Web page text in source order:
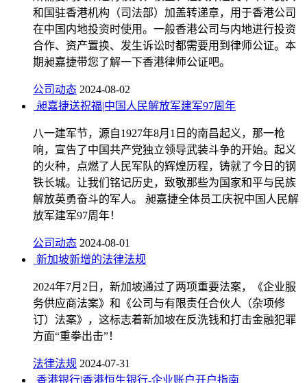
和国驻香港机构（司法部）加盖转递章，用于香港公司
在中国内地投资时使用。一般香港公司与内地进行投资
合作、资产置换、发生诉讼时都需要用到律师公证。本
期昶嘉捷带您了解一下香港律师公证吧。
公司动态 2024-08-02
昶嘉捷送祝福|中国人民解放军建军97周年
八一建军节，源自1927年8月1日的南昌起义，那一枪
响，宣告了中国共产党独立领导武装斗争的开始。起义
的火种，点燃了人民军队的辉煌历程，铸就了今日的钢
铁长城。让我们铭记历史，致敬那些为国家和平与民族
解放英勇奋斗的军人。 昶嘉捷全体员工庆祝中国人民解
放军建军97周年！
公司动态 2024-08-01
新加坡新增的法律法规
2024年7月2日，新加坡通过了两项重要法案，《企业服
务供应商法案》和《公司与有限责任合伙人（杂项修
订）法案》，这标志着新加坡在反洗钱和打击金融犯罪
方面“重拳出击”！
法律法规 2024-07-31
香港银行|香港恒生银行-企业账户开户指南